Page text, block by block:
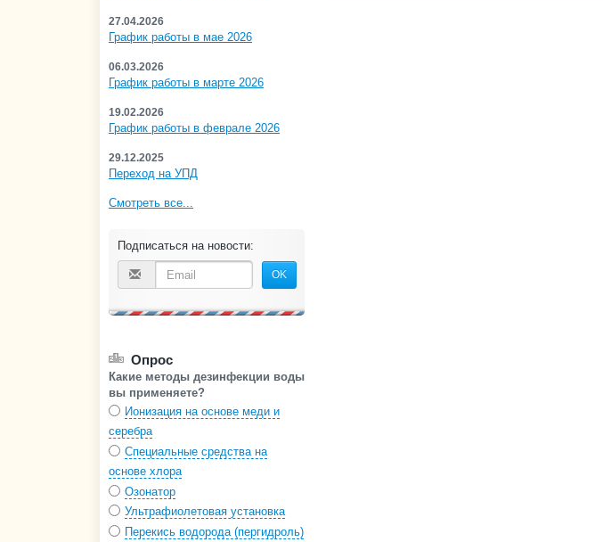
27.04.2026
График работы в мае 2026
06.03.2026
График работы в марте 2026
19.02.2026
График работы в феврале 2026
29.12.2025
Переход на УПД
Смотреть все...
Подписаться на новости:
OK
Опрос
Какие методы дезинфекции воды
вы применяете?
Ионизация на основе меди и
серебра
Специальные средства на
основе хлора
Озонатор
Ультрафиолетовая установка
Перекись водорода (пергидроль)